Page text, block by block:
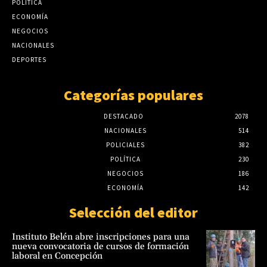
POLÍTICA
ECONOMÍA
NEGOCIOS
NACIONALES
DEPORTES
Categorías populares
DESTACADO
2078
NACIONALES
514
POLICIALES
382
POLÍTICA
230
NEGOCIOS
186
ECONOMÍA
142
Selección del editor
Instituto Belén abre inscripciones para una
nueva convocatoria de cursos de formación
laboral en Concepción